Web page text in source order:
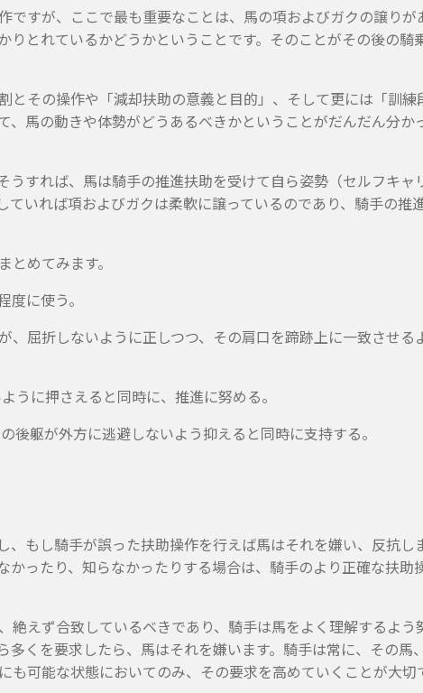
ですが、ここで最も重要なことは、馬の項およびガクの譲りが
りとれているかどうかということです。そのことがその後の騎
とその操作や「減却扶助の意義と目的」、そして更には「訓練
馬の動きや体勢がどうあるべきかということがだんだん分か
うすれば、馬は騎手の推進扶助を受けて自ら姿勢（セルフキャ
いれば項およびガクは柔軟に譲っているのであり、騎手の推
めてみます。
に使う。
屈折しないように正しつつ、その肩口を蹄跡上に一致させる
に押さえると同時に、推進に努める。
躯が外方に逃避しないよう抑えると同時に支持する。
、もし騎手が誤った扶助操作を行えば馬はそれを嫌い、反抗し
かったり、知らなかったりする場合は、騎手のより正確な扶助
絶えず合致しているベきであり、騎手は馬をよく理解するよう
くを要求したら、馬はそれを嫌います。騎手は常に、その馬
も可能な状態においてのみ、その要求を高めていくことが大切